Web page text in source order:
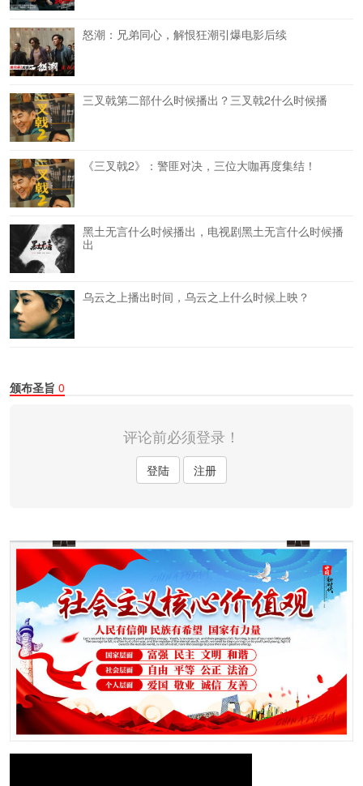
怒潮：兄弟同心，解恨狂潮引爆电影后续
三叉戟第二部什么时候播出？三叉戟2什么时候播
《三叉戟2》：警匪对决，三位大咖再度集结！
黑土无言什么时候播出，电视剧黑土无言什么时候播
出
乌云之上播出时间，乌云之上什么时候上映？
颁布圣旨 0
评论前必须登录！
登陆 注册